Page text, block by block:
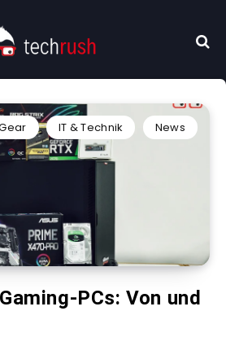
IT & Technik News
PCs: Von und